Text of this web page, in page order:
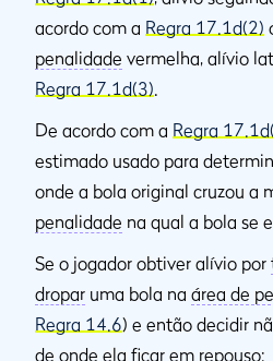
acordo com a Regra 17.1d(2)
penalidade vermelha, alívio
Regra 17.1d(3)
De acordo com a Regra
estimado usado para
onde a bola original cruzou a
penalidade na qual a bola se
Se o jogador obtiver alívio por
dropar uma bola na área de
Regra 14.6) e então decidir
de onde ela ficar em repouso: